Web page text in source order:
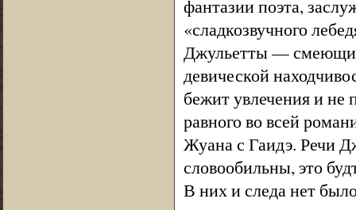
фантазии поэта,
«сладкозвучного
Джульетты —
девической
бежит увлечения и не
равного во всей
Жуана с Гаидэ. Речи
словообильны, это
В них и следа нет